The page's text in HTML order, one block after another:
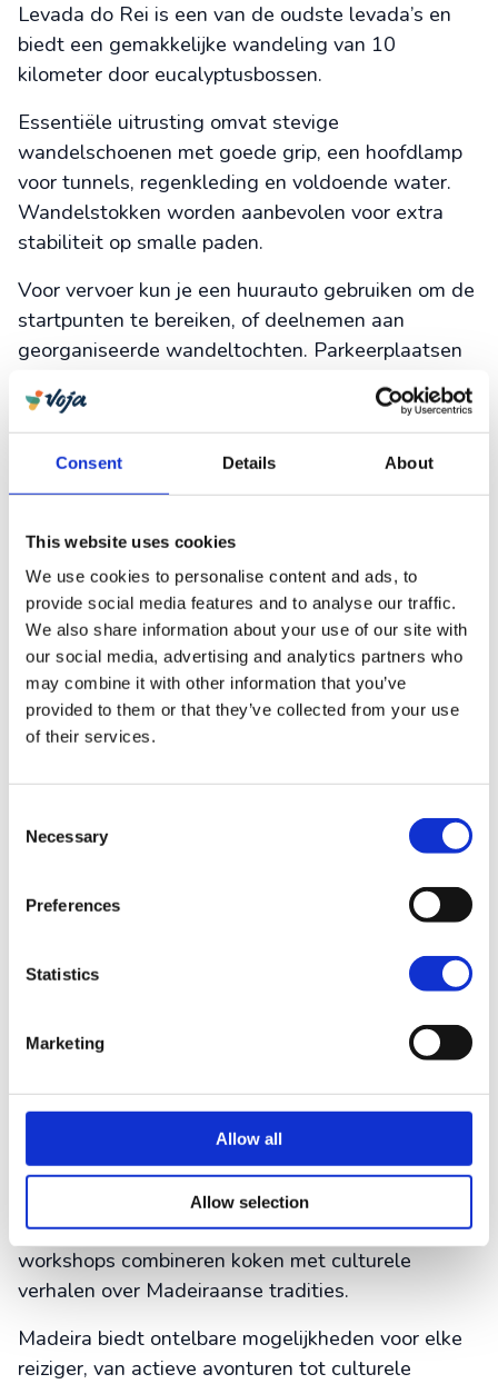
Consent Details About
This website uses cookies
We use cookies to personalise content and ads, to
provide social media features and to analyse our traffic.
We also share information about your use of our site with
our social media, advertising and analytics partners who
may combine it with other information that you’ve
provided to them or that they’ve collected from your use
of their services.
Selection
Necessary
Preferences
Statistics
Marketing
Allow all
Allow selection
Levada do Rei is een van de oudste levada’s en
biedt een gemakkelijke wandeling van 10
kilometer door eucalyptusbossen.
Essentiële uitrusting omvat stevige
wandelschoenen met goede grip, een hoofdlamp
voor tunnels, regenkleding en voldoende water.
Wandelstokken worden aanbevolen voor extra
stabiliteit op smalle paden.
Voor vervoer kun je een huurauto gebruiken om de
startpunten te bereiken, of deelnemen aan
georganiseerde wandeltochten. Parkeerplaatsen
bij populaire levada’s kunnen druk zijn, dus vertrek
vroeg. Controleer altijd de
weersomstandigheden
en informeer je vooraf bij lokale autoriteiten over
eventuele gevaarlijke secties.
Welke culinaire ervaringen kun
je beleven op Madeira?
Madeirawijn proeven is een onmisbareculinaire
ervaringdie eeuwenoude tradities combineert
met moderne technieken. Bezoek wijnhuizen in
Funchal voor rondleidingen en proeverijen van
verschillende Madeirawijnen, van droge Sercial tot
suikerrietbrandewijn, honing en citroensap, ontdek
eigen geheime recept. Câmara de Lobos staat
bekend om restaurants met verse vis, waar je
espada (zwarte degenvis) en tonijn kunt proeven,
vaak geserveerd met gebakken banaan.
Lokale markten zoals Mercado dos Lavradores in
Funchal bieden tropisch fruit, verse vis en lokale
specialiteiten. Probeer bolo do caco (traditioneel
brood) met kruidenboter en verse maracuja.
Kookworkshops leren je traditionele gerechten
bereiden, zoals caldeirada (vissoep) en carne vinha
d’alhos (gemarineerd varkensvlees). Deze
workshops combineren koken met culturele
verhalen over Madeiraanse tradities.
Madeira biedt ontelbare mogelijkheden voor elke
reiziger, van actieve avonturen tot culturele